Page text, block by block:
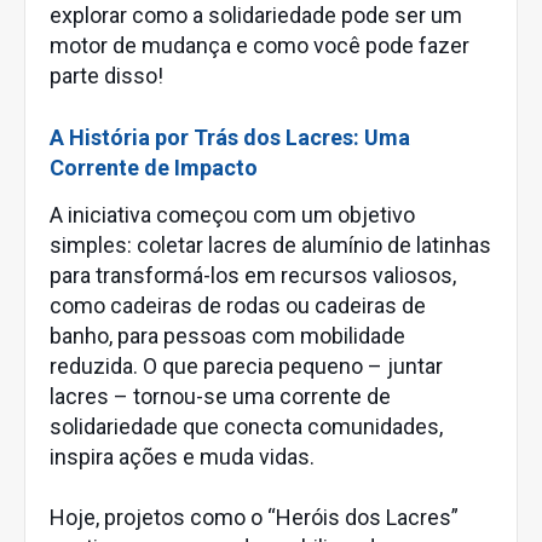
explorar como a solidariedade pode ser um
motor de mudança e como você pode fazer
parte disso!
A História por Trás dos Lacres: Uma
Corrente de Impacto
A iniciativa começou com um objetivo
simples: coletar lacres de alumínio de latinhas
para transformá-los em recursos valiosos,
como cadeiras de rodas ou cadeiras de
banho, para pessoas com mobilidade
reduzida. O que parecia pequeno – juntar
lacres – tornou-se uma corrente de
solidariedade que conecta comunidades,
inspira ações e muda vidas.
Hoje, projetos como o “Heróis dos Lacres”